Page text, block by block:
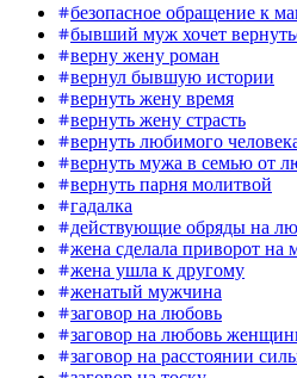
безопасное обращение к
бывший муж хочет
верну жену роман
вернул бывшую истории
вернуть жену время
вернуть жену страсть
вернуть любимого
вернуть мужа в семью от
вернуть парня молитвой
гадалка
действующие обряды на
жена сделала приворот на
жена ушла к другому
женатый мужчина
заговор на любовь
заговор на любовь
заговор на расстоянии